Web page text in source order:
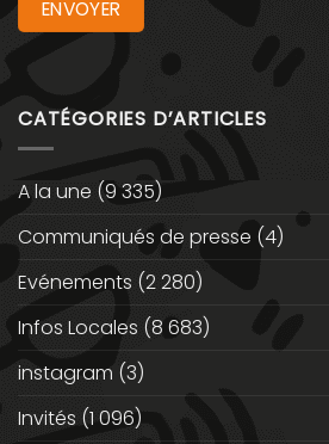
CATÉGORIES D’ARTICLES
A la une (9 335)
Communiqués de presse (4)
Evénements (2 280)
Infos Locales (8 683)
instagram (3)
Invités (1 096)